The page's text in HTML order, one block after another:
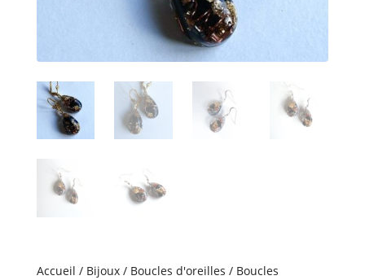
Accueil / Bijoux/ Boucles d'oreilles / Boucles